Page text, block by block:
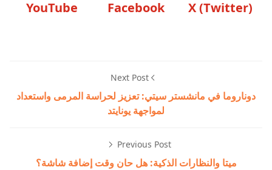
X (Twitter)
Facebook
YouTube
Next Post
دوناروما في مانشستر سيتي: تعزيز لحراسة المرمى واستعداد
لمواجهة يونايتد
Previous Post
ميتا والنظارات الذكية: هل حان وقت إضافة شاشة؟